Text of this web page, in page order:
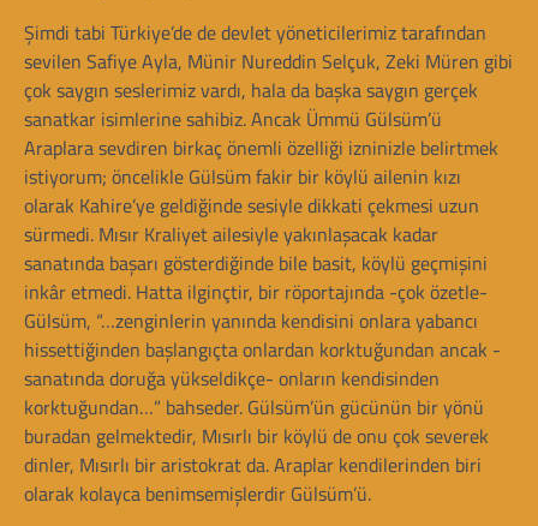
Şimdi tabi Türkiye’de de devlet yöneticilerimiz tarafından
sevilen Safiye Ayla, Münir Nureddin Selçuk, Zeki Müren gibi
çok saygın seslerimiz vardı, hala da başka saygın gerçek
sanatkar isimlerine sahibiz. Ancak Ümmü Gülsüm’ü
Araplara sevdiren birkaç önemli özelliği izninizle belirtmek
istiyorum; öncelikle Gülsüm fakir bir köylü ailenin kızı
olarak Kahire’ye geldiğinde sesiyle dikkati çekmesi uzun
sürmedi. Mısır Kraliyet ailesiyle yakınlaşacak kadar
sanatında başarı gösterdiğinde bile basit, köylü geçmişini
inkâr etmedi. Hatta ilginçtir, bir röportajında -çok özetle-
Gülsüm, “…zenginlerin yanında kendisini onlara yabancı
hissettiğinden başlangıçta onlardan korktuğundan ancak -
sanatında doruğa yükseldikçe- onların kendisinden
korktuğundan…” bahseder. Gülsüm’ün gücünün bir yönü
buradan gelmektedir, Mısırlı bir köylü de onu çok severek
dinler, Mısırlı bir aristokrat da. Araplar kendilerinden biri
olarak kolayca benimsemişlerdir Gülsüm’ü.